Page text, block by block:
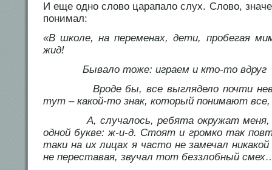
И еще одно слово царапало слух. Слово,
понимал:
«В школе, на переменах, дети, пробегая
жид!
Бывало тоже: играем и кто-то вдруг
Вроде бы, все выглядело почти
тут – какой-то знак, который понимают все,
А, случалось, ребята окружат меня,
одной букве: ж-и-д. Стоят и громко так
таки на их лицах я часто не замечал
не переставая, звучал тот беззлобный